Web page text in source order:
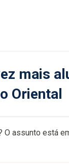
mais
Oriental
assunto está